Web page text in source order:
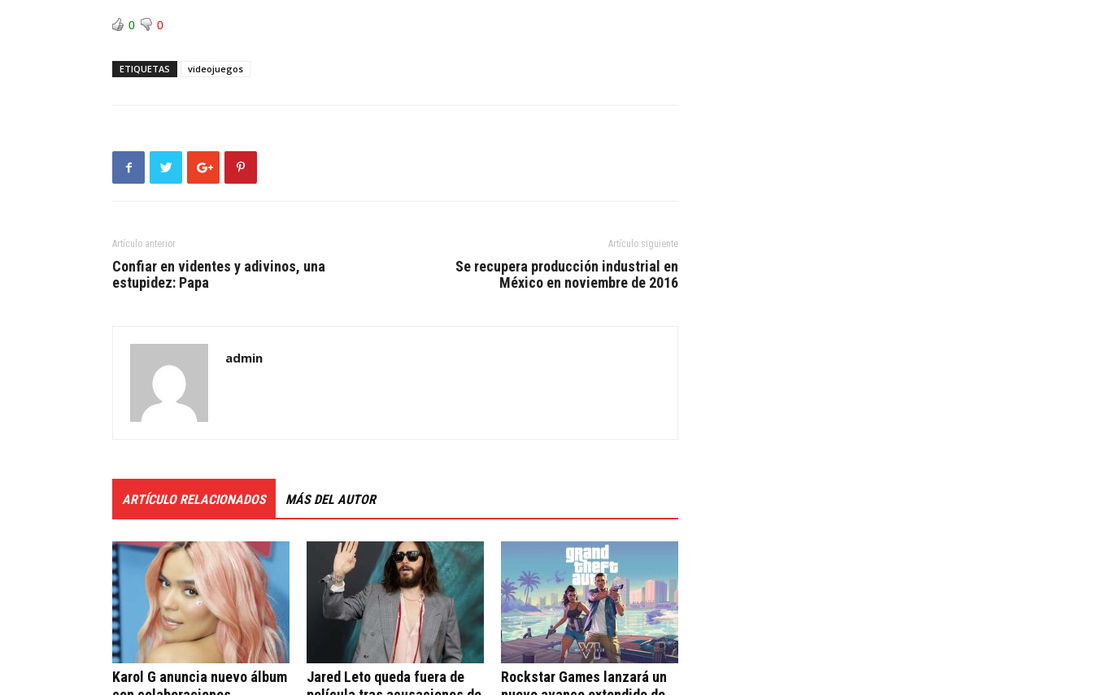
0 0
ETIQUETAS videojuegos
Artículo anterior
Confiar en videntes y adivinos, una
estupidez: Papa
Artículo siguiente
Se recupera producción industrial en
México en noviembre de 2016
admin
ARTÍCULO RELACIONADOS MÁS DEL AUTOR
Karol G anuncia nuevo álbum
Jared Leto queda fuera de
Rockstar Games lanzará un